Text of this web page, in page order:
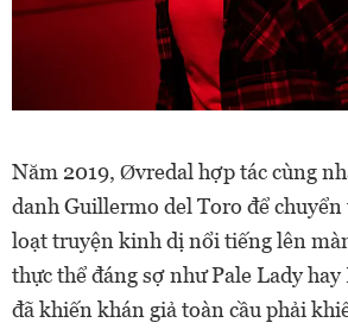
Năm 2019, Øvredal hợp tác cùng
danh Guillermo del Toro để
loạt truyện kinh dị nổi tiếng lên
thực thể đáng sợ như Pale Lady
đã khiến khán giả toàn cầu phải